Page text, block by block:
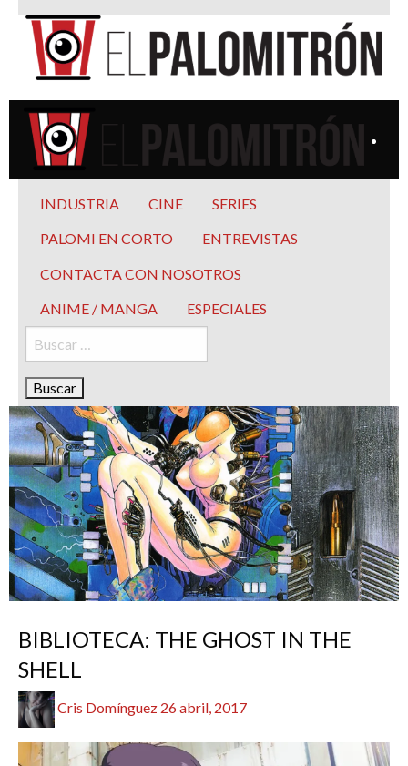
Saltar
contenido
El Palomitrón
El Palomitrón
Tu espacio de la industria de cine española y
latinoamericana
INDUSTRIA CINE SERIES
PALOMI EN CORTO ENTREVISTAS
CONTACTA CON NOSOTROS
ANIME / MANGA ESPECIALES
Buscar:
BIBLIOTECA: THE GHOST IN THE
SHELL
Cris Domínguez Publicado
26 abril, 2017